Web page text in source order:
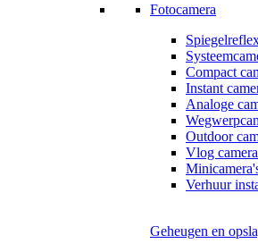
Fotocamera
Compact
Instant
Analoge
Outdoor
Vlog
Verhuur
Geheugen en